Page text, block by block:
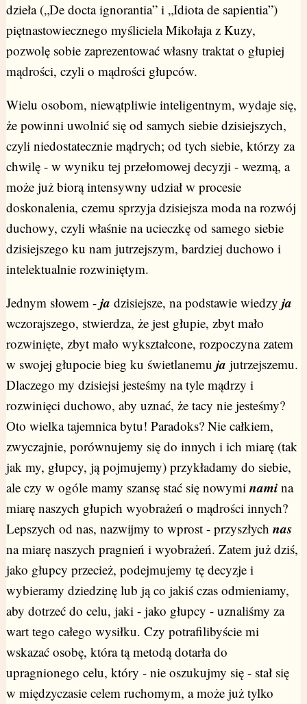
dzieła („De docta ignorantia” i „Idiota de sapientia”)
piętnastowiecznego myśliciela Mikołaja z Kuzy,
pozwolę sobie zaprezentować własny traktat o głupiej
mądrości, czyli o mądrości głupców.
Wielu osobom, niewątpliwie inteligentnym, wydaje się,
że powinni uwolnić się od samych siebie dzisiejszych,
czyli niedostatecznie mądrych; od tych siebie, którzy za
chwilę - w wyniku tej przełomowej decyzji - wezmą, a
może już biorą intensywny udział w procesie
doskonalenia, czemu sprzyja dzisiejsza moda na rozwój
duchowy, czyli właśnie na ucieczkę od samego siebie
dzisiejszego ku nam jutrzejszym, bardziej duchowo i
intelektualnie rozwiniętym.
Jednym słowem - ja dzisiejsze, na podstawie wiedzy ja
wczorajszego, stwierdza, że jest głupie, zbyt mało
rozwinięte, zbyt mało wykształcone, rozpoczyna zatem
w swojej głupocie bieg ku świetlanemu ja jutrzejszemu.
Dlaczego my dzisiejsi jesteśmy na tyle mądrzy i
rozwinięci duchowo, aby uznać, że tacy nie jesteśmy?
Oto wielka tajemnica bytu! Paradoks? Nie całkiem,
zwyczajnie, porównujemy się do innych i ich miarę (tak
jak my, głupcy, ją pojmujemy) przykładamy do siebie,
ale czy w ogóle mamy szansę stać się nowymi namina
miarę naszych głupich wyobrażeń o mądrości innych?
Lepszych od nas, nazwijmy to wprost - przyszłych nas
na miarę naszych pragnień i wyobrażeń. Zatem już dziś,
jako głupcy przecież, podejmujemy tę decyzje i
wybieramy dziedzinę lub ją co jakiś czas odmieniamy,
aby dotrzeć do celu, jaki - jako głupcy - uznaliśmy za
wart tego całego wysiłku. Czy potrafilibyście mi
wskazać osobę, która tą metodą dotarła do
upragnionego celu, który - nie oszukujmy się - stał się
w międzyczasie celem ruchomym, a może już tylko